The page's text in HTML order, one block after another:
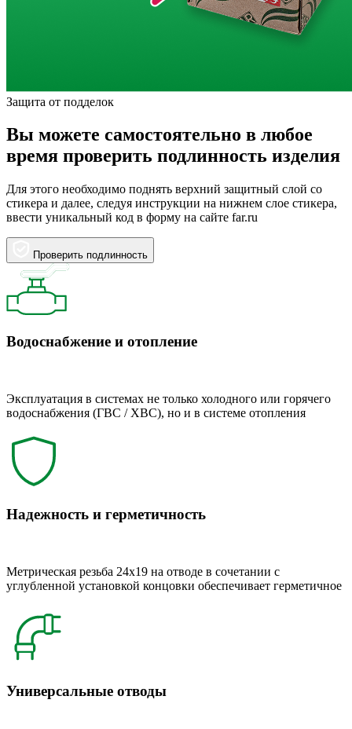
Защита от подделок
Вы можете самостоятельно в любое
время проверить подлинность изделия
Для этого необходимо поднять верхний защитный слой со
стикера и далее, следуя инструкции на нижнем слое стикера,
ввести уникальный код в форму на сайте far.ru
Проверить подлинность
Водоснабжение и отопление
Эксплуатация в системах не только холодного или горячего
водоснабжения (ГВС / ХВС), но и в системе отопления
Надежность и герметичность
Метрическая резьба 24x19 на отводе в сочетании с
углубленной установкой концовки обеспечивает герметичное
Универсальные отводы